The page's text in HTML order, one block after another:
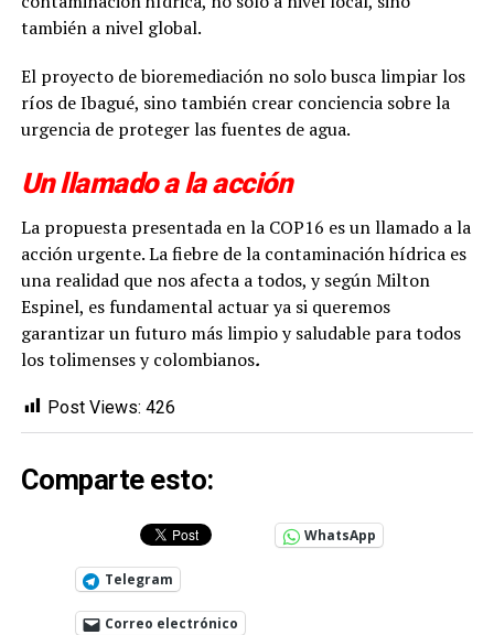
también a nivel global.
El proyecto de bioremediación no solo busca limpiar los
ríos de Ibagué, sino también crear conciencia sobre la
urgencia de proteger las fuentes de agua.
Un llamado a la acción
La propuesta presentada en la COP16 es un llamado a la
acción urgente. La fiebre de la contaminación hídrica es
una realidad que nos afecta a todos, y según Milton
Espinel, es fundamental actuar ya si queremos
garantizar un futuro más limpio y saludable para todos
los tolimenses y colombianos.
Post Views: 426
Comparte esto:
WhatsApp
Telegram
Correo electrónico